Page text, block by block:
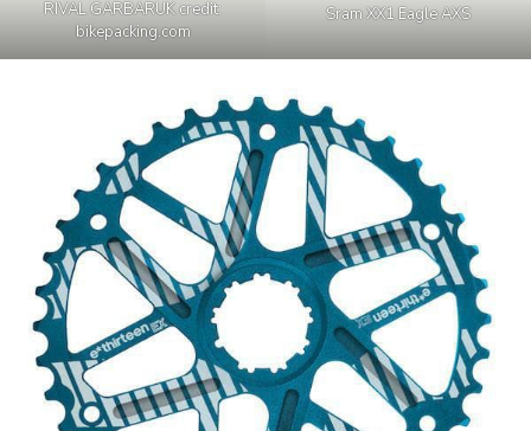
RIVAL GARBARUK credit:
bikepacking.com
Sram XX1 Eagle AXS